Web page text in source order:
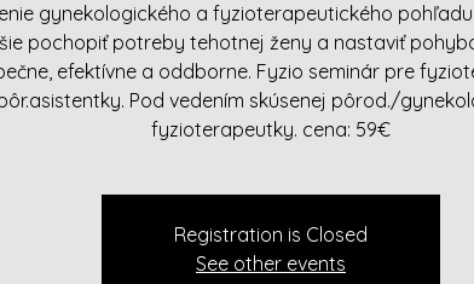
gynekologického a fyzioterapeutického
pochopiť potreby tehotnej ženy a nastaviť
efektívne a oddborne. Fyzio seminár pre
Pod vedením skúsenej pôrod./
fyzioterapeutky. cena: 59€
Registration is Closed
See other events